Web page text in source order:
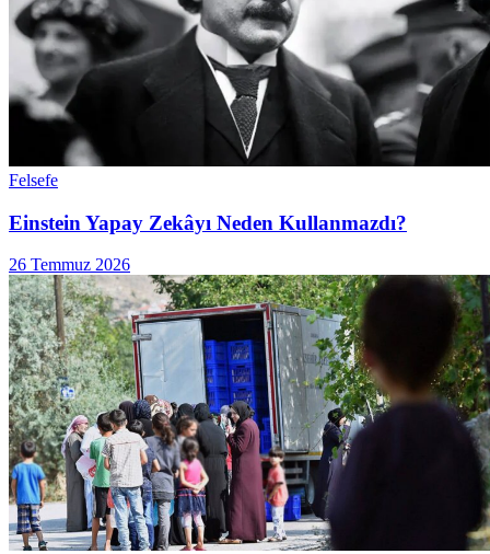
Felsefe
Einstein Yapay Zekâyı Neden Kullanmazdı?
26 Temmuz 2026